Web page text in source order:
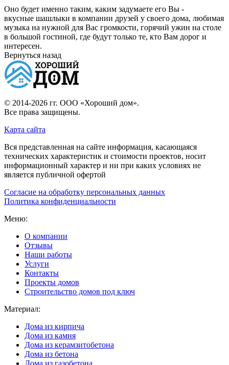
Оно будет именно таким, каким задумаете его Вы -
вкусные шашлыки в компании друзей у своего дома, любимая
музыка на нужной для Вас громкости, горячий ужин на столе
в большой гостиной, где будут только те, кто Вам дорог и
интересен.
Вернуться назад
© 2014-2026 гг. ООО «Хороший дом».
Все права защищены.
Карта сайта
Вся представленная на сайте информация, касающаяся
технических характеристик и стоимости проектов, носит
информационный характер и ни при каких условиях не
является публичной офертой
Согласие на обработку персональных данных
Политика конфиденциальности
Меню:
О компании
Отзывы
Наши работы
Услуги
Контакты
Проекты домов
Строительство домов под ключ
Материал:
Дома из кирпича
Дома из камня
Дома из керамзитобетона
Дома из бетона
Дома из газобетона